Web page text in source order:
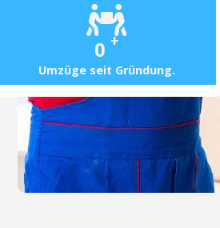
0 +
Umzüge seit Gründung.